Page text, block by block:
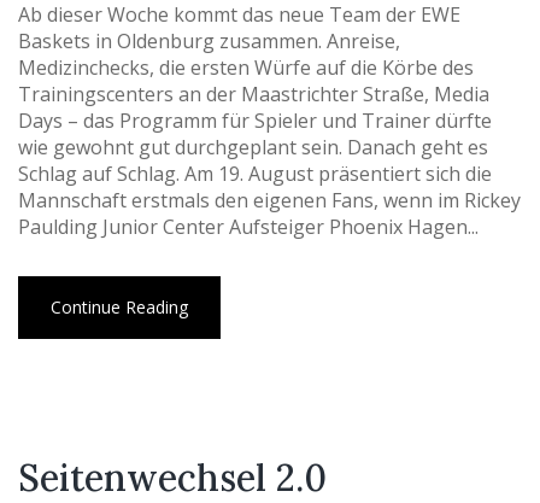
Ab dieser Woche kommt das neue Team der EWE
Baskets in Oldenburg zusammen. Anreise,
Medizinchecks, die ersten Würfe auf die Körbe des
Trainingscenters an der Maastrichter Straße, Media
Days – das Programm für Spieler und Trainer dürfte
wie gewohnt gut durchgeplant sein. Danach geht es
Schlag auf Schlag. Am 19. August präsentiert sich die
Mannschaft erstmals den eigenen Fans, wenn im Rickey
Paulding Junior Center Aufsteiger Phoenix Hagen...
Continue Reading
Seitenwechsel 2.0